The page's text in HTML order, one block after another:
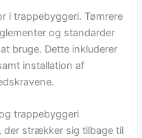
i trappebyggeri. Tømrere
og standarder
bruge. Dette inkluderer
installation af
trappebyggeri
der strækker sig tilbage til